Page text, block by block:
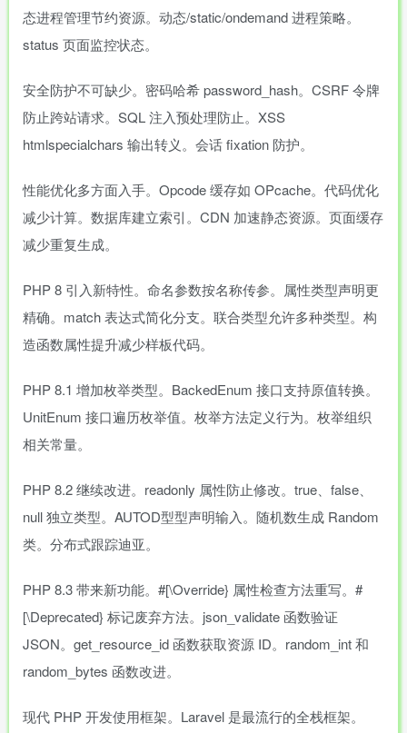
态进程管理节约资源。动态/static/ondemand 进程策略。
status 页面监控状态。
安全防护不可缺少。密码哈希 password_hash。CSRF 令牌
防止跨站请求。SQL 注入预处理防止。XSS
htmlspecialchars 输出转义。会话 fixation 防护。
性能优化多方面入手。Opcode 缓存如 OPcache。代码优化
减少计算。数据库建立索引。CDN 加速静态资源。页面缓存
减少重复生成。
PHP 8 引入新特性。命名参数按名称传参。属性类型声明更
精确。match 表达式简化分支。联合类型允许多种类型。构
造函数属性提升减少样板代码。
PHP 8.1 增加枚举类型。BackedEnum 接口支持原值转换。
UnitEnum 接口遍历枚举值。枚举方法定义行为。枚举组织
相关常量。
PHP 8.2 继续改进。readonly 属性防止修改。true、false、
null 独立类型。AUTOD型型声明输入。随机数生成 Random
类。分布式跟踪迪亚。
PHP 8.3 带来新功能。#[\Override} 属性检查方法重写。#
[\Deprecated} 标记废弃方法。json_validate 函数验证
JSON。get_resource_id 函数获取资源 ID。random_int 和
random_bytes 函数改进。
现代 PHP 开发使用框架。Laravel 是最流行的全栈框架。